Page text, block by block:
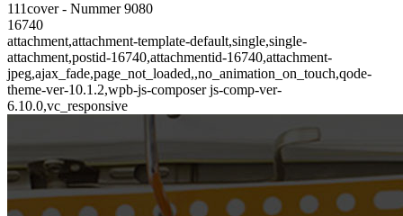
111cover - Nummer 9080
16740
attachment,attachment-template-default,single,single-
attachment,postid-16740,attachmentid-16740,attachment-
jpeg,ajax_fade,page_not_loaded,,no_animation_on_touch,qode-
theme-ver-10.1.2,wpb-js-composer js-comp-ver-
6.10.0,vc_responsive